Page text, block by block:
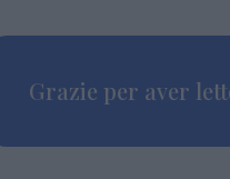
Grazie per aver